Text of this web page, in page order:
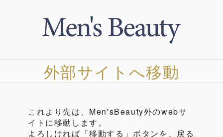
外部サイトへ移動
これより先は、Men'sBeauty外のwebサ
イトに移動します。
よろしければ「移動する」ボタンを、戻る